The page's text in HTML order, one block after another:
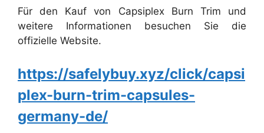
Für den Kauf von Capsiplex Burn Trim und
weitere Informationen besuchen Sie die
offizielle Website.
https://safelybuy.xyz/click/capsi
plex-burn-trim-capsules-
germany-de/